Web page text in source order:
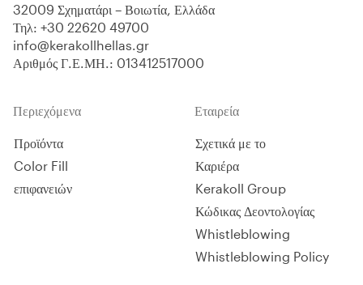
32009 Σχηματάρι – Βοιωτία, Ελλάδα
Τηλ: +30 22620 49700
info@kerakollhellas.gr
Αριθμός Γ.Ε.ΜΗ.: 013412517000
Περιεχόμενα
Προϊόντα
Color Fill
επιφανειών
Εταιρεία
Σχετικά με το
Καριέρα
Kerakoll Group
Κώδικας Δεοντολογίας
Whistleblowing
Whistleblowing Policy